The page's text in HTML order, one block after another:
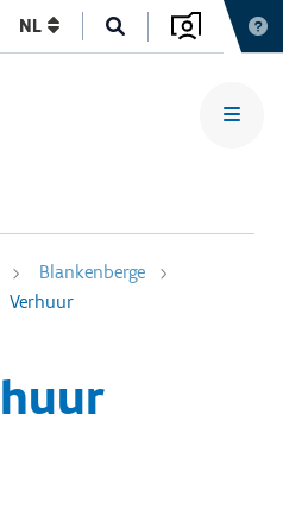
NL
Blankenberge
Verhuur